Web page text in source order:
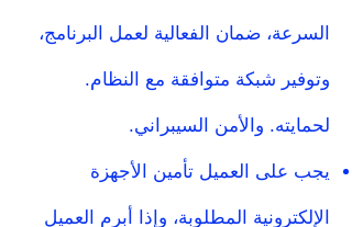
السرعة، ضمان الفعالية لعمل البرنامج،
وتوفير شبكة متوافقة مع النظام.
لحمايته. والأمن السيبراني.
يجب على العميل تأمين الأجهزة
الإلكترونية المطلوبة، وإذا أبرم العميل